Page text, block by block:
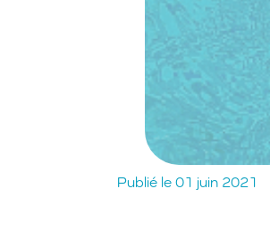
Publié le 01 juin 2021